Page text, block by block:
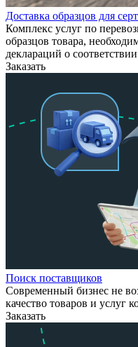
Доставка образцов для
Комплекс услуг по
образцов товара,
деклараций о соответствии
Заказать
Поиск поставщиков
Современный бизнес не
качество товаров и услуг
Заказать